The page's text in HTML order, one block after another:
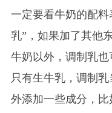
一定要看牛奶的配
乳”，如果加了其他
牛奶以外，调制乳
只有生牛乳，调制
外添加一些成分，